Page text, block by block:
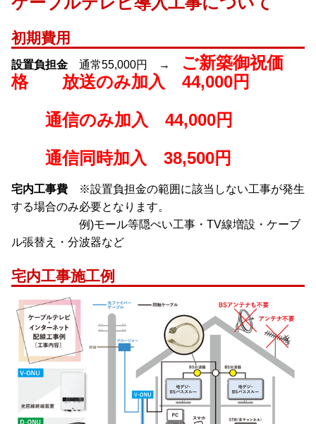
初期費用
設置負担金 通常55,000円 →
ご新築御祝価
格 放送のみ加入 44,000円
通信のみ加入 44,000円
通信同時加入 38,500円
宅内工事費 ※設置負担金の範囲に該当しない工事が発生
する場合のみ必要となります。
例)モール等隠ぺい工事・TV線増設・ケーブ
ル張替え・分波器など
宅内工事施工例